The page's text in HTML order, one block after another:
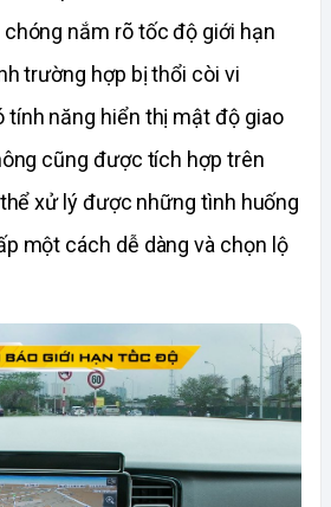
nắm rõ tốc độ giới hạn
trường hợp bị thổi còi vi
tính năng hiển thị mật độ giao
cũng được tích hợp trên
xử lý được những tình huống
một cách dễ dàng và chọn lộ